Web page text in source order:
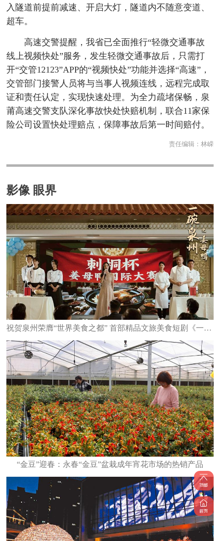
入隧道前提前减速、开启大灯，隧道内不随意变道、
超车。
高速交警提醒，我省已全面推行“轻微交通事故
线上视频快处”服务，发生轻微交通事故后，只需打
开“交管12123”APP的“视频快处”功能并选择“高速”，
交管部门接警人员将与当事人视频连线，远程完成取
证和责任认定，实现快速处理。为全力疏堵保畅，泉
莆高速交警支队深化事故快处快赔机制，联合11家保
险公司设置快处理赔点，保障事故后第一时间赔付。
责任编辑： 林嵘
影像 眼界
祝贺泉州荣膺“世界美食之都” 首部精品文旅美食短剧《一碗泉州之姜母鸭》6日上线
“金豆”迎春：永春“金豆”盆栽成年宵花市场的热销产品